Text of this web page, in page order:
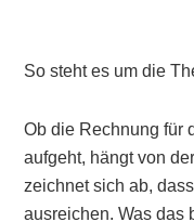
So steht es um die
Ob die Rechnung für
aufgeht, hängt von
zeichnet sich ab,
ausreichen. Was das